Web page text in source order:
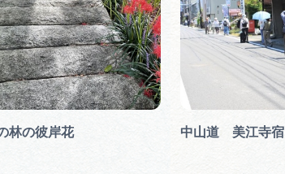
林の彼岸花 中山道 美江寺宿